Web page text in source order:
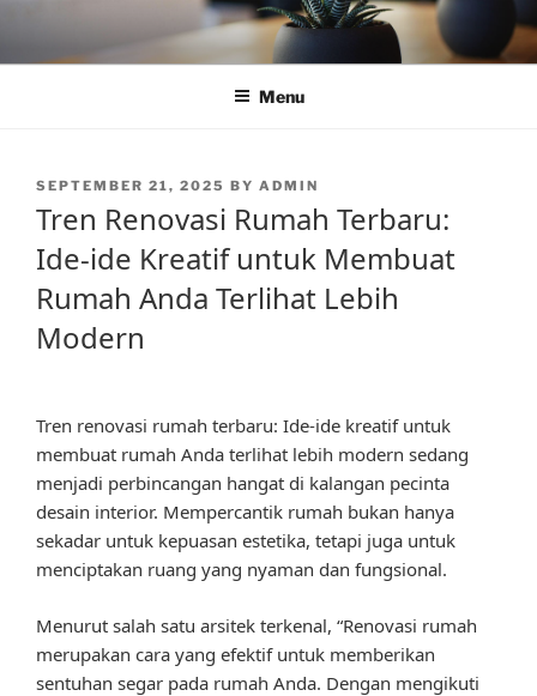
content
Menu
POSTED
SEPTEMBER 21, 2025 BY ADMIN
Tren Renovasi Rumah Terbaru:
Ide-ide Kreatif untuk Membuat
Rumah Anda Terlihat Lebih
Modern
Tren renovasi rumah terbaru: Ide-ide kreatif untuk
membuat rumah Anda terlihat lebih modern sedang
menjadi perbincangan hangat di kalangan pecinta
desain interior. Mempercantik rumah bukan hanya
sekadar untuk kepuasan estetika, tetapi juga untuk
menciptakan ruang yang nyaman dan fungsional.
Menurut salah satu arsitek terkenal, “Renovasi rumah
merupakan cara yang efektif untuk memberikan
sentuhan segar pada rumah Anda. Dengan mengikuti